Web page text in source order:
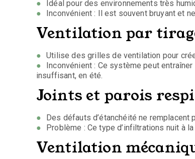
Idéal pour des environnements très
Inconvénient : Il est souvent bruyant et
Ventilation par
Utilise des grilles de ventilation pour
Inconvénient : Ce système peut
insuffisant, en été.
Joints et parois
Des défauts d’étanchéité ne
Problème : Ce type d’infiltrations nuit à
Ventilation